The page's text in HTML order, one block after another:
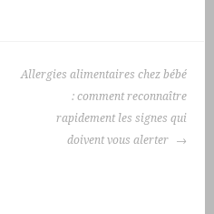
Allergies alimentaires chez bébé
: comment reconnaître
rapidement les signes qui
doivent vous alerter